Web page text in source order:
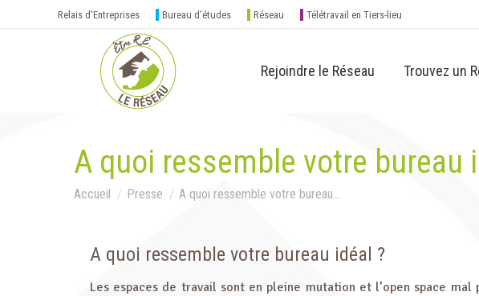
Relais d'Entreprises Bureau d’études Réseau Télétravail en Tiers-lieu
Rejoindre le Réseau Trouvez un
A quoi ressemble votre bureau
Vous êtes ici :
Accueil Presse A quoi ressemble votre bureau…
A quoi ressemble votre bureau idéal ?
Les espaces de travail sont en pleine mutation et l’open space